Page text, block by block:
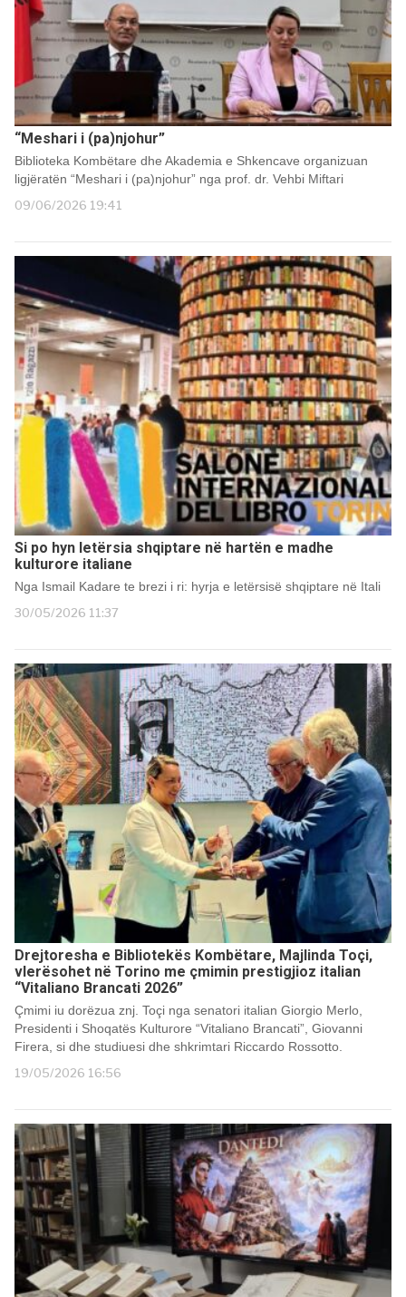
“Meshari i (pa)njohur”
Biblioteka Kombëtare dhe Akademia e Shkencave organizuan
ligjëratën “Meshari i (pa)njohur” nga prof. dr. Vehbi Miftari
09/06/2026 19:41
Si po hyn letërsia shqiptare në hartën e madhe
kulturore italiane
Nga Ismail Kadare te brezi i ri: hyrja e letërsisë shqiptare në Itali
30/05/2026 11:37
Drejtoresha e Bibliotekës Kombëtare, Majlinda Toçi,
vlerësohet në Torino me çmimin prestigjioz italian
“Vitaliano Brancati 2026”
Çmimi iu dorëzua znj. Toçi nga senatori italian Giorgio Merlo,
Presidenti i Shoqatës Kulturore “Vitaliano Brancati”, Giovanni
Firera, si dhe studiuesi dhe shkrimtari Riccardo Rossotto.
19/05/2026 16:56